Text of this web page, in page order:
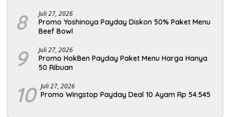
8 Juli 27, 2026
Promo Yoshinoya Payday Diskon 50% Paket Menu
Beef Bowl
9 Juli 27, 2026
Promo HokBen Payday Paket Menu Harga Hanya
50 Ribuan
10 Juli 27, 2026
Promo Wingstop Payday Deal 10 Ayam Rp 54.545